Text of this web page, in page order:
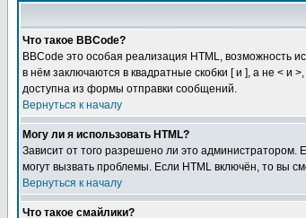
Что такое BBCode?
BBCode это особая реализация HTML, возможность
в нём заключаются в квадратные скобки [ и ], а не <
доступна из формы отправки сообщений.
Вернуться к началу
Могу ли я использовать HTML?
Зависит от того разрешено ли это администратором.
могут вызвать проблемы. Если HTML включён, то вы
Вернуться к началу
Что такое смайлики?